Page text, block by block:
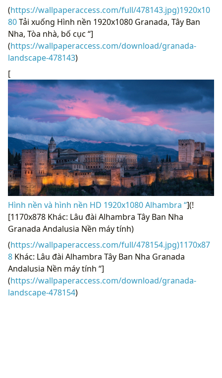
(https://wallpaperaccess.com/full/478143.jpg)1920x10
80Tải xuống Hình nền 1920x1080 Granada, Tây Ban
Nha, Tòa nhà, bố cục “]
(https://wallpaperaccess.com/download/granada-
landscape-478143)
[
Hình nền và hình nền HD 1920x1080 Alhambra “](!
[1170x878 Khác: Lâu đài Alhambra Tây Ban Nha
Granada Andalusia Nền máy tính)
(https://wallpaperaccess.com/full/478154.jpg)1170x87
8 Khác: Lâu đài Alhambra Tây Ban Nha Granada
Andalusia Nền máy tính “]
(https://wallpaperaccess.com/download/granada-
landscape-478154)